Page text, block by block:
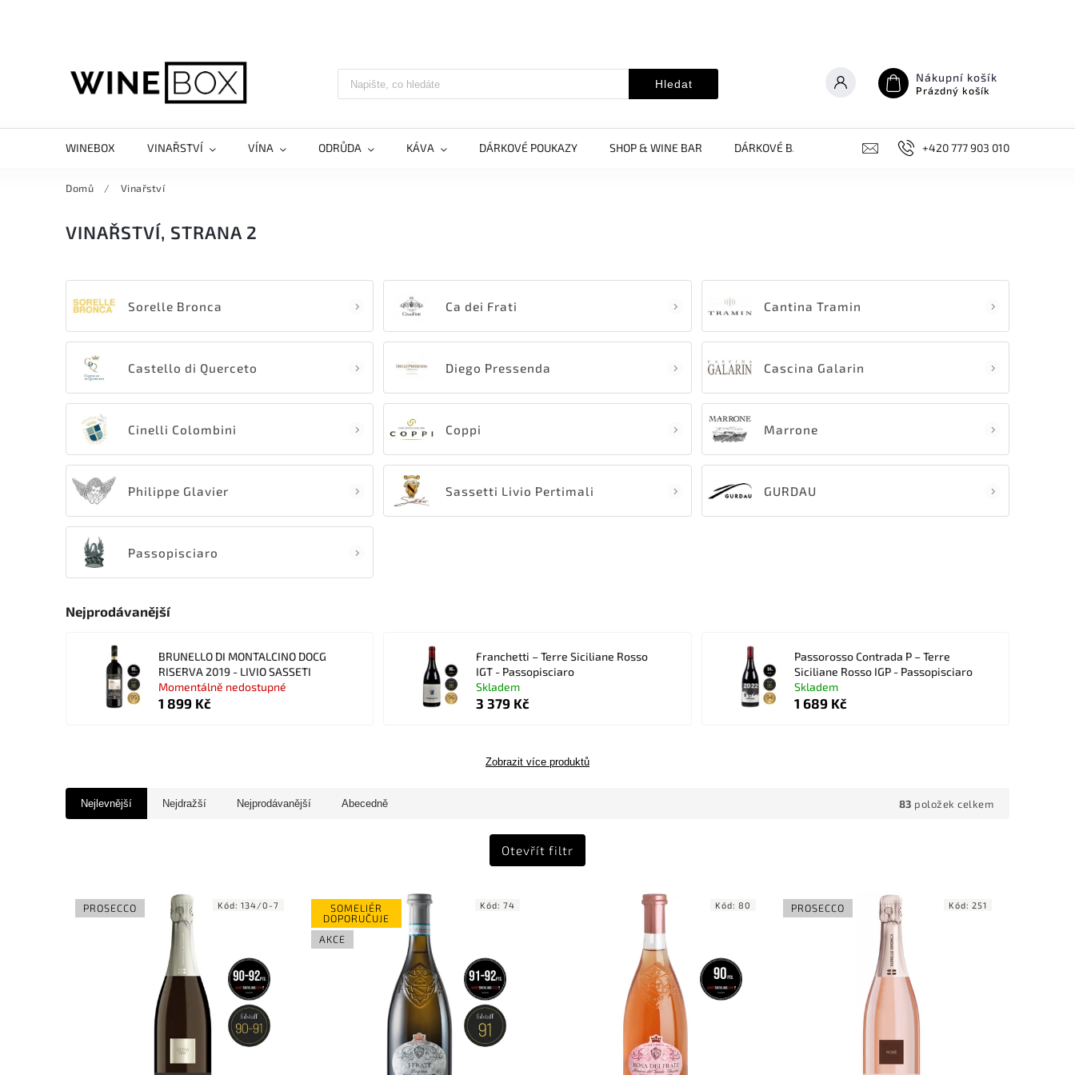
Hledat Nákupní košík
Prázdný košík
WINEBOX VINAŘSTVÍ VÍNA ODRŮDA KÁVA DÁRKOVÉ POUKAZY SHOP & WINE BAR DÁRKOVÉ BALÍČKY NOVINKY, AKCE KONTAKT
+420 777 903 010
Domů / Vinařství
VINAŘSTVÍ, STRANA 2
Sorelle Bronca Ca dei Frati Cantina Tramin
Castello di Querceto Diego Pressenda Cascina Galarin
Cinelli Colombini Coppi Marrone
Philippe Glavier Sassetti Livio Pertimali GURDAU
Passopisciaro
Nejprodávanější
BRUNELLO DI MONTALCINO DOCG
RISERVA 2019 - LIVIO SASSETI
Momentálně nedostupné
1 899 Kč
Franchetti – Terre Siciliane Rosso
IGT - Passopisciaro
Skladem
3 379 Kč
Passorosso Contrada P – Terre
Siciliane Rosso IGP - Passopisciaro
Skladem
1 689 Kč
Zobrazit více produktů
Nejlevnější Nejdražší Nejprodávanější Abecedně 83 položek celkem
Otevřít filtr
PROSECCO Kód:134/0-7
SOMELIÉR
DOPORUČUJE
AKCE
Kód:74 Kód:80 PROSECCO Kód:251